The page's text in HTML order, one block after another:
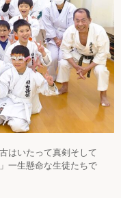
はいたって真剣そして
一生懸命な生徒たちで